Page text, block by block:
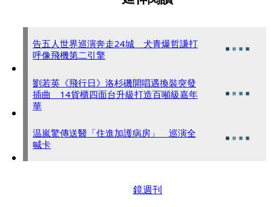
告五人世界巡演奔走24城 犬青爆哲謙打
呼像飛機第二引擎
劉若英《飛行日》洛杉磯開唱遇換裝突發
插曲 14貨櫃四面台升級打造百噸級嘉年
華
温嵐驚傳送醫「住進加護病房」 巡演全
喊卡
鏡週刊